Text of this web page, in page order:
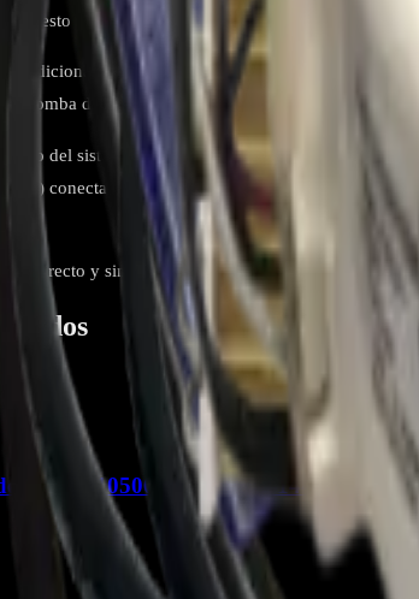
OEM fabricado por LG, utilizado en
LG es compatible?
bomba de calor como LAN120HYV,
del sistema?
conecta los sensores o tableros internos,
directo y simplificado sin necesidad de
12100105000084 - REP-1449